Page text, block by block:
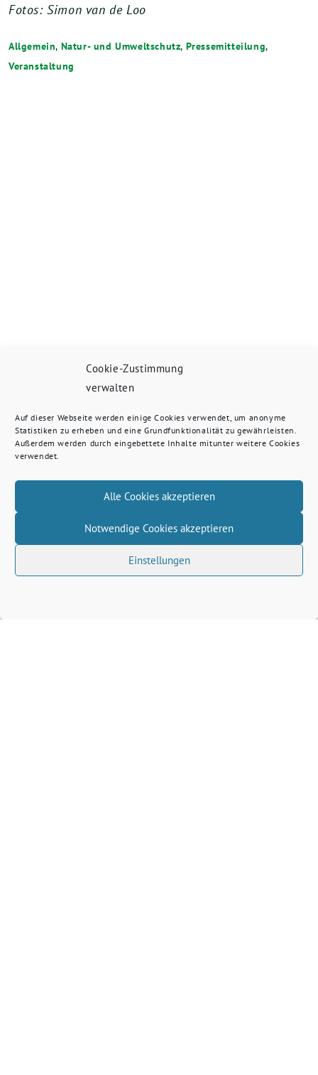
Cookie-Zustimmung
verwalten
Auf dieser Webseite werden einige Cookies verwendet, um anonyme
Statistiken zu erheben und eine Grundfunktionalität zu gewährleisten.
Außerdem werden durch eingebettete Inhalte mitunter weitere Cookies
verwendet.
Alle Cookies akzeptieren
Notwendige Cookies akzeptieren
Einstellungen
Fotos: Simon van de Loo
Allgemein, Natur- und Umweltschutz, Pressemitteilung,
Veranstaltung